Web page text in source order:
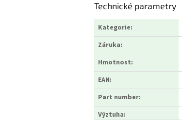
Technické parametry
Kategorie:
Záruka:
Hmotnost:
EAN:
Part number:
Výztuha: